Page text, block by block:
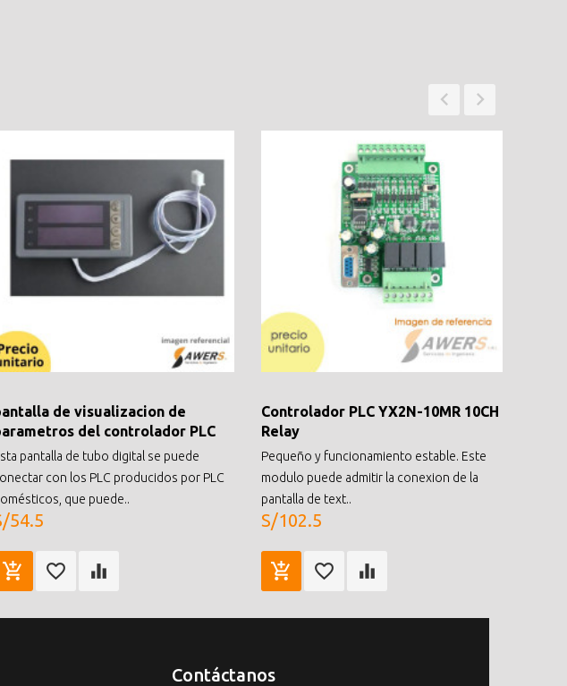
de visualizacion de
del controlador PLC
pantalla de tubo digital se puede
con los PLC producidos por PLC
que puede..
54.5
Controlador PLC YX2N-10MR 10CH
Relay
Pequeño y funcionamiento estable. Este
modulo puede admitir la conexion de la
pantalla de text..
S/102.5
Contáctanos